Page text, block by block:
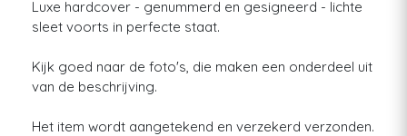
Luxe hardcover - genummerd en gesigneerd - lichte
sleet voorts in perfecte staat.
Kijk goed naar de foto's, die maken een onderdeel uit
van de beschrijving.
Het item wordt aangetekend en verzekerd verzonden.